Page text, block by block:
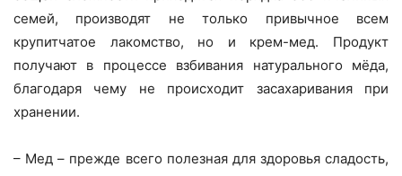
семей, производят не только привычное всем
крупитчатое лакомство, но и крем-мед. Продукт
получают в процессе взбивания натурального мёда,
благодаря чему не происходит засахаривания при
хранении.
– Мед – прежде всего полезная для здоровья сладость,